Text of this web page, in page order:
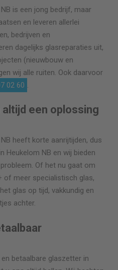
is een jong bedrijf, maar
en leveren allerlei
bedrijven en
dagelijks glasreparaties uit,
(nieuwbouw en
wij alle ruiten. Ook daarvoor
02 60 .
een oplossing
heeft korte aanrijtijden, dus
Heukelom NB en wij bieden
Of het nu gaat om
of meer specialistisch glas,
glas op tijd, vakkundig en
achter.
betaalbare glaszetter in